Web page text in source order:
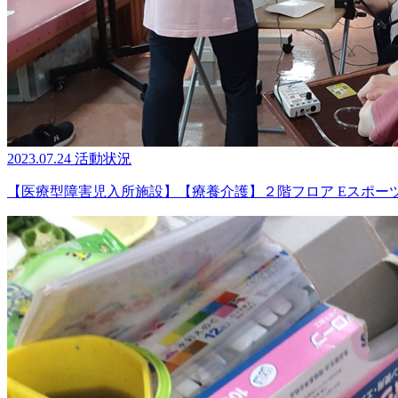
2023.07.24 活動状況
【医療型障害児入所施設】【療養介護】２階フロア Eスポー